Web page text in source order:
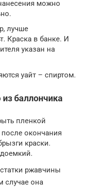
можно
лучше
Краска в банке. И
указан на
уайт – спиртом.
баллончика
пленкой
окончания
краски.
ржавчины
случае она